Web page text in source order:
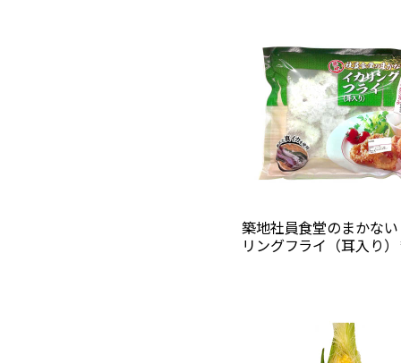
築地社員食堂のまかな
リングフライ（耳入り）